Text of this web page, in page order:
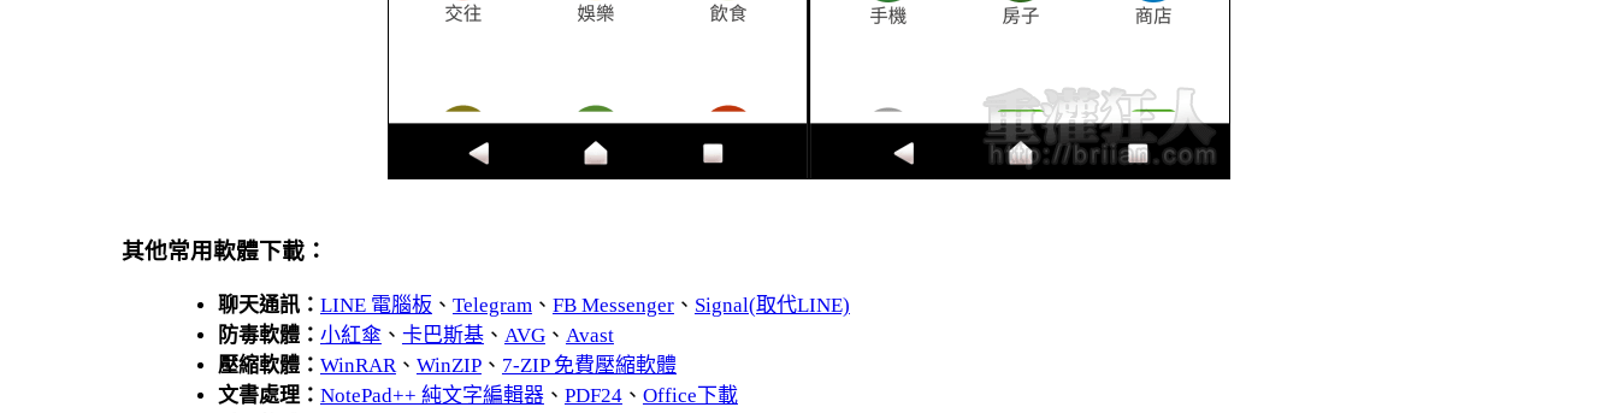
其他常用軟體下載：
聊天通訊： LINE 電腦板 、 Telegram、 FB Messenger、 Signal(取代LINE)
防毒軟體： 小紅傘 、 卡巴斯基、 AVG、 Avast
壓縮軟體： WinRAR、 WinZIP、 7-ZIP 免費壓縮軟體
文書處理： NotePad++ 純文字編輯器、 PDF24、 Office下載